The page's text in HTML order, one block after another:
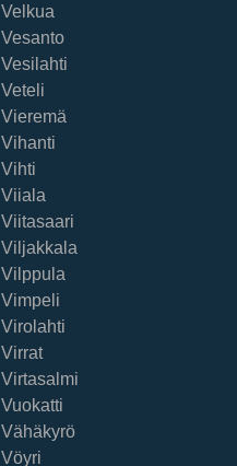
Velkua
Vesanto
Vesilahti
Veteli
Vieremä
Vihanti
Vihti
Viiala
Viitasaari
Viljakkala
Vilppula
Vimpeli
Virolahti
Virrat
Virtasalmi
Vuokatti
Vähäkyrö
Vöyri